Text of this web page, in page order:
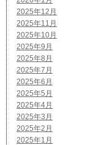
2025年12月
2025年11月
2025年10月
2025年9月
2025年8月
2025年7月
2025年6月
2025年5月
2025年4月
2025年3月
2025年2月
2025年1月